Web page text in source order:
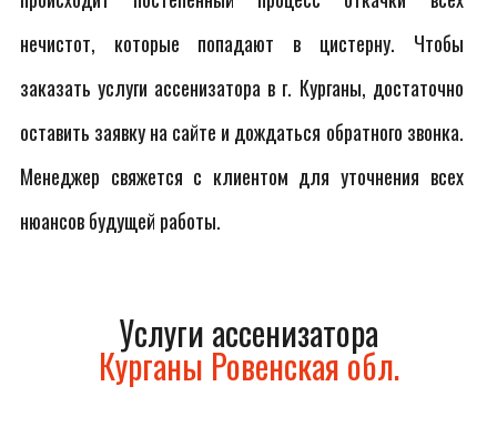
нечистот, которые попадают в цистерну. Чтобы
заказать услуги ассенизатора в г. Курганы, достаточно
оставить заявку на сайте и дождаться обратного звонка.
Менеджер свяжется с клиентом для уточнения всех
нюансов будущей работы.
Услуги ассенизатора
Курганы Ровенская обл.